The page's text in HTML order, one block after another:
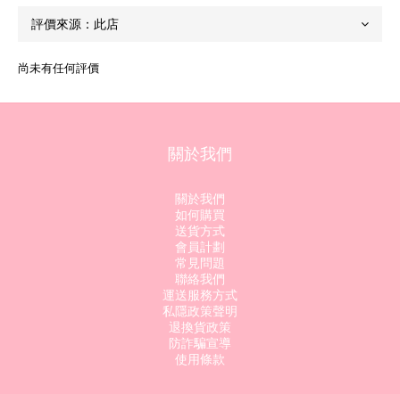
尚未有任何評價
關於我們
關於我們
如何購買
送貨方式
會員計劃
常見問題
聯絡我們
運送服務方式
私隱政策聲明
退換貨政策
防詐騙宣導
使用條款